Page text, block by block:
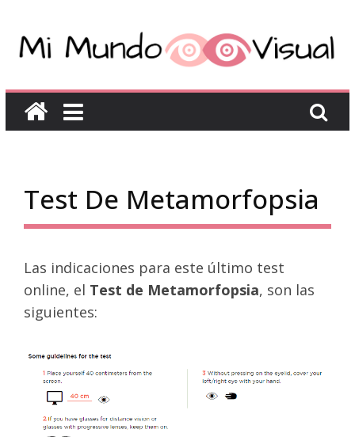
Test De Metamorfopsia
Las indicaciones para este último test
online, el Test de Metamorfopsia, son las
siguientes: